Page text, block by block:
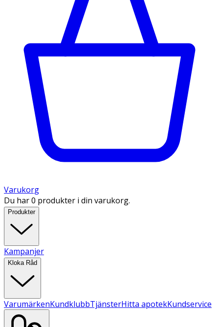
Varukorg
Du har 0 produkter i din varukorg.
Produkter
Kampanjer
Kloka Råd
VarumärkenKundklubbTjänsterHitta apotekKundservice